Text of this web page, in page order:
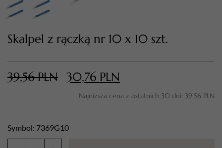
Suma koszyka (
PRZEJDŹ DO KOSZYKA
Skalpel z rączką nr 10 x 10 szt.
39,56PLN 30,76 PLN
Najniższa cena z ostatnich 30 dni: 39,56 PLN
Symbol: 7369G10